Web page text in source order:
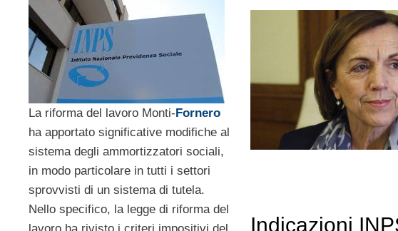
La riforma del lavoro Monti- Fornero
ha apportato significative modifiche al
sistema degli ammortizzatori sociali,
in modo particolare in tutti i settori
sprovvisti di un sistema di tutela.
Nello specifico, la legge di riforma del
Indicazioni